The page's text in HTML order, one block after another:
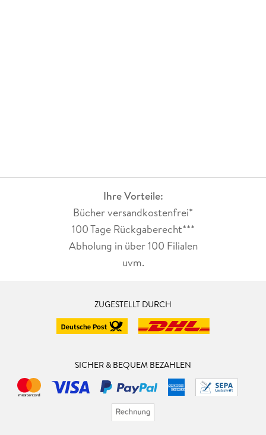
Ihre Vorteile:
Bücher versandkostenfrei*
100 Tage Rückgaberecht***
Abholung in über 100 Filialen
uvm.
ZUGESTELLT DURCH
SICHER & BEQUEM BEZAHLEN